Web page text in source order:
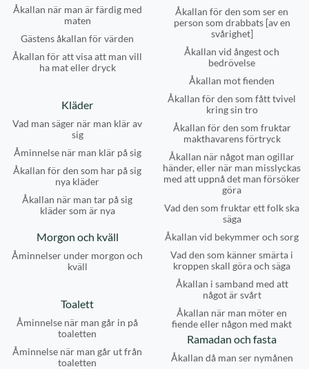
Åkallan när man är färdig med
maten
Gästens åkallan för värden
Åkallan för att visa att man vill
ha mat eller dryck
Åkallan för den som ser en
person som drabbats [av en
svårighet]
Åkallan vid ångest och
bedrövelse
Åkallan mot fienden
Åkallan för den som fått tvivel
kring sin tro
Åkallan för den som fruktar
makthavarens förtryck
Åkallan när något man ogillar
händer, eller när man misslyckas
med att uppnå det man försöker
göra
Vad den som fruktar ett folk ska
säga
Åkallan vid bekymmer och sorg
Vad den som känner smärta i
kroppen skall göra och säga
Åkallan i samband med att
något är svårt
Åkallan när man möter en
fiende eller någon med makt
Kläder
Vad man säger när man klär av
sig
Åminnelse när man klär på sig
Åkallan för den som har på sig
nya kläder
Åkallan när man tar på sig
kläder som är nya
Morgon och kväll
Åminnelser under morgon och
kväll
Toalett
Åminnelse när man går in på
toaletten
Åminnelse när man går ut från
toaletten
Ramadan och fasta
Åkallan då man ser nymånen